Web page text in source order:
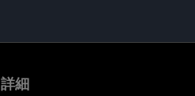
詳細